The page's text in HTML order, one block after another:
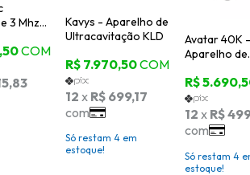
3 Mhz
Kavys - Aparelho de
Ultracavitação KLD
Só restam 4em
estoque!
Avatar 40K -
Aparelho de
Frequência
Só restam 4
estoque!